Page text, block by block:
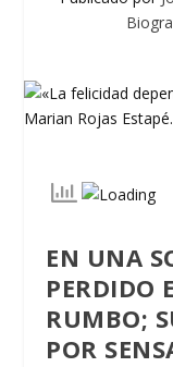
EN UNA
PERDIDO
RUMBO;
POR